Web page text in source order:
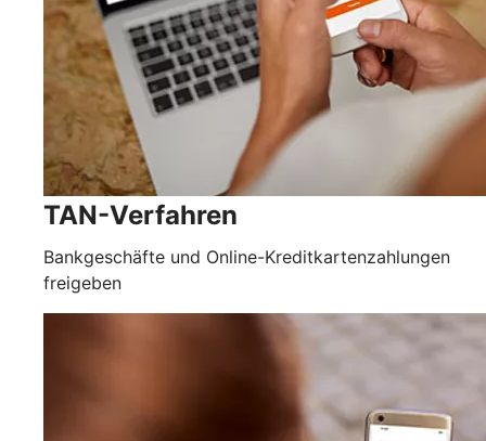
TAN-Verfahren
Bankgeschäfte und Online-Kreditkartenzahlungen
freigeben